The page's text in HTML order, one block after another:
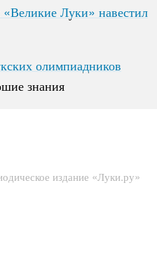
Луки» навестил
Луки» навестил
олимпиадников
знания
олимпиадников
знания
издание «Луки.ру»